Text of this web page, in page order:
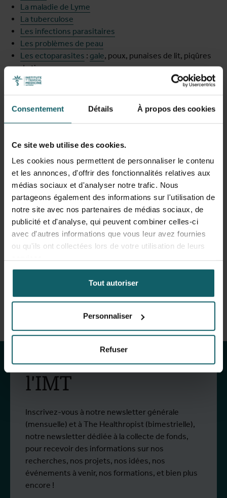
Consentement Détails À propos des cookies
Ce site web utilise des cookies.
Les cookies nous permettent de personnaliser le contenu
et les annonces, d'offrir des fonctionnalités relatives aux
médias sociaux et d'analyser notre trafic. Nous
partageons également des informations sur l'utilisation de
notre site avec nos partenaires de médias sociaux, de
publicité et d'analyse, qui peuvent combiner celles-ci
avec d'autres informations que vous leur avez fournies
ou qu'ils ont collectées lors de votre utilisation de leurs
Tout autoriser
Personnaliser
Refuser
La maladie de Lyme
La tuberculose
Les infections parasitaires
Les problèmes de peau
Les ectoparasites : gale, poux, punaises de lit, piqûres
de tiques, ...
Les infections complexes
(infections des os et des
Hémoglobinopathies : drépanocytose et thalassémie
Prendre rendez-vous
Si vous souhaitez consulter l'un de nos experts
médicaux, vous devez prendre rendez-vous au
préalable.
Prendre rendez-vous
Restez au courant
des activités de
l'IMT
Inscrivez-vous à notre newsletter générale
(mensuelle) et à The Healthropist (bimestrielle),
notre newsletter dédiée à la collecte de fonds,
pour recevoir des informations sur nos
recherches, nos projets, nos idées, nos
événements à venir, nos formations, et bien plus
encore !